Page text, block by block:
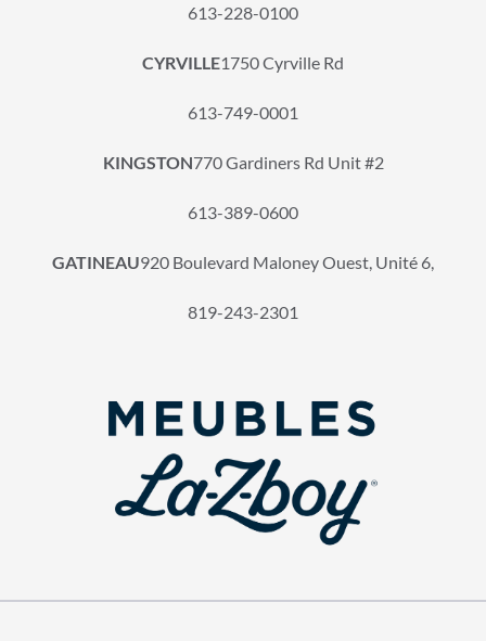
613-228-0100
CYRVILLE1750 Cyrville Rd
613-749-0001
KINGSTON770 Gardiners Rd Unit #2
613-389-0600
GATINEAU920 Boulevard Maloney Ouest, Unité 6,
819-243-2301